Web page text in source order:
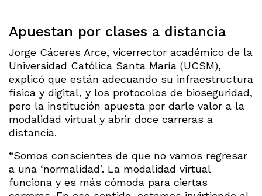
Apuestan por clases a distancia
Jorge Cáceres Arce, vicerrector académico de la
Universidad Católica Santa María (UCSM),
explicó que están adecuando su infraestructura
física y digital, y los protocolos de bioseguridad,
pero la institución apuesta por darle valor a la
modalidad virtual y abrir doce carreras a
distancia.
“Somos conscientes de que no vamos regresar
a una ‘normalidad’. La modalidad virtual
funciona y es más cómoda para ciertas